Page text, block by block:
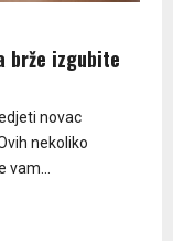
brže izgubite
novac
nekoliko